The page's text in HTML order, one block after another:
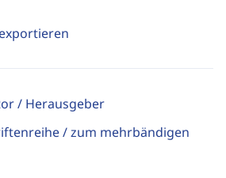
/ Herausgeber
/ zum mehrbändigen